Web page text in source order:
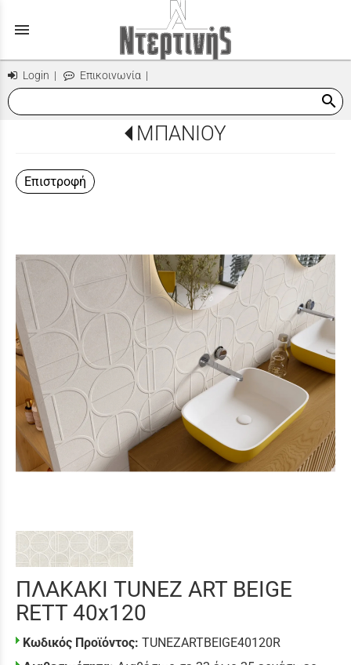
menu
Login | Επικοινωνία |
search
ΜΠΑΝΙΟΥ
Επιστροφή
ΠΛΑΚΑΚΙ TUNEZ ART BEIGE
RETT 40x120
Κωδικός Προϊόντος: TUNEZARTBEIGE40120R